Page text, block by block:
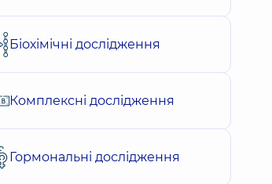
Біохімічні дослідження
Комплексні дослідження
Гормональні дослідження